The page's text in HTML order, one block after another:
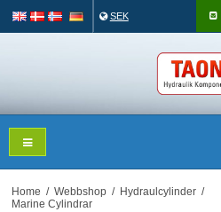
SEK
Home / Webbshop / Hydraulcylinder /
Marine Cylindrar